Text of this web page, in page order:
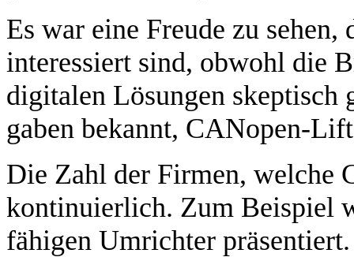
Es war eine Freude zu
interessiert sind, obwohl die
digitalen Lösungen skeptisch
gaben bekannt, CANopen-
Die Zahl der Firmen, welche
kontinuierlich. Zum Beispiel
fähigen Umrichter präsentiert.